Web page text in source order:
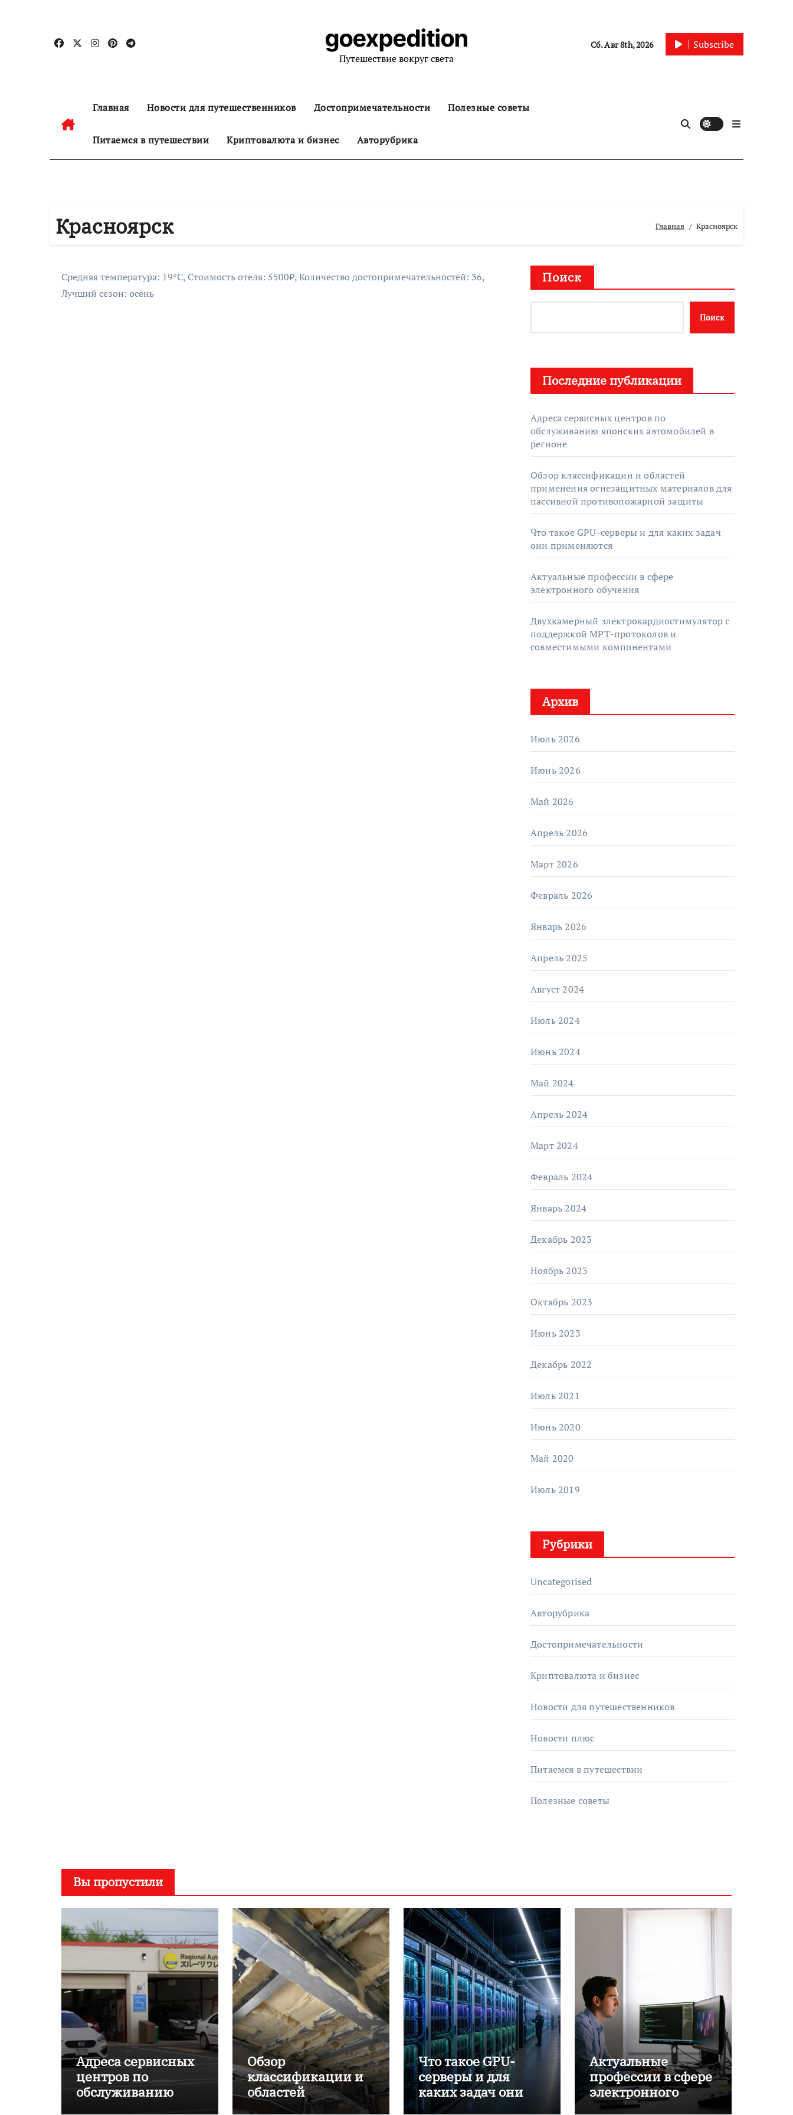
содержанию
goexpedition
Путешествие вокруг света
Сб. Авг 8th, 2026 Subscribe
Главная Новости для путешественников Достопримечательности Полезные советы
Питаемся в путешествии Криптовалюта и бизнес Авторубрика
Красноярск Главная Красноярск
Средняя температура: 19°C, Стоимость отеля: 5500₽, Количество достопримечательностей: 36,
Лучший сезон: осень
Поиск
Поиск
Последние публикации
Адреса сервисных центров по
обслуживанию японских автомобилей в
регионе
Обзор классификации и областей
применения огнезащитных материалов для
пассивной противопожарной защиты
Что такое GPU-серверы и для каких задач
они применяются
Актуальные профессии в сфере
электронного обучения
Двухкамерный электрокардиостимулятор с
поддержкой МРТ-протоколов и
совместимыми компонентами
Архив
Июль 2026
Июнь 2026
Май 2026
Апрель 2026
Март 2026
Февраль 2026
Январь 2026
Апрель 2025
Август 2024
Июль 2024
Июнь 2024
Май 2024
Апрель 2024
Март 2024
Февраль 2024
Январь 2024
Декабрь 2023
Ноябрь 2023
Октябрь 2023
Июнь 2023
Декабрь 2022
Июль 2021
Июнь 2020
Май 2020
Июль 2019
Рубрики
Uncategorised
Авторубрика
Достопримечательности
Криптовалюта и бизнес
Новости для путешественников
Новости плюс
Питаемся в путешествии
Полезные советы
Вы пропустили
Адреса сервисных
центров по
обслуживанию
Обзор
классификации и
областей
применения
Что такое GPU-
серверы и для
каких задач они
применяются
Актуальные
профессии в сфере
электронного
обучения